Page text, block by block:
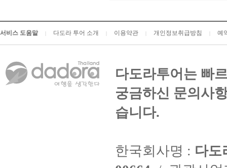
서비스 도움말 다도라 투어 소개 이용약관 개인정보취급방침 예
다도라투어는 빠
궁금하신 문의사
습니다.
한국회사명 : 다도